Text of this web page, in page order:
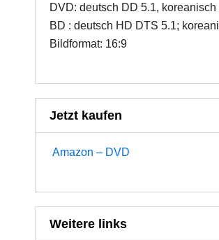
DVD: deutsch DD 5.1, koreanisch
BD : deutsch HD DTS 5.1;
Bildformat: 16:9
Jetzt kaufen
Amazon – DVD
Weitere links